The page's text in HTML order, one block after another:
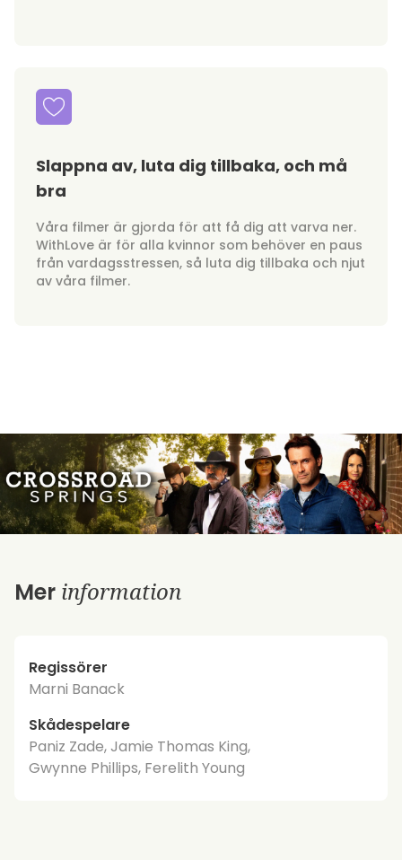
Slappna av, luta dig tillbaka, och må
bra
Våra filmer är gjorda för att få dig att varva ner.
WithLove är för alla kvinnor som behöver en paus
från vardagsstressen, så luta dig tillbaka och njut
av våra filmer.
Mer information
Regissörer
Marni Banack
Skådespelare
Paniz Zade, Jamie Thomas King,
Gwynne Phillips, Ferelith Young